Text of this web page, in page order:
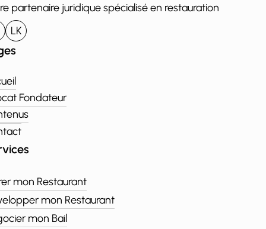
partenaire juridique spécialisé en restauration
LK
Fondateur
mon Restaurant
mon Restaurant
mon Bail